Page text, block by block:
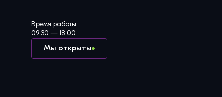
Мы открыты
Время работы
09:30 — 18:00